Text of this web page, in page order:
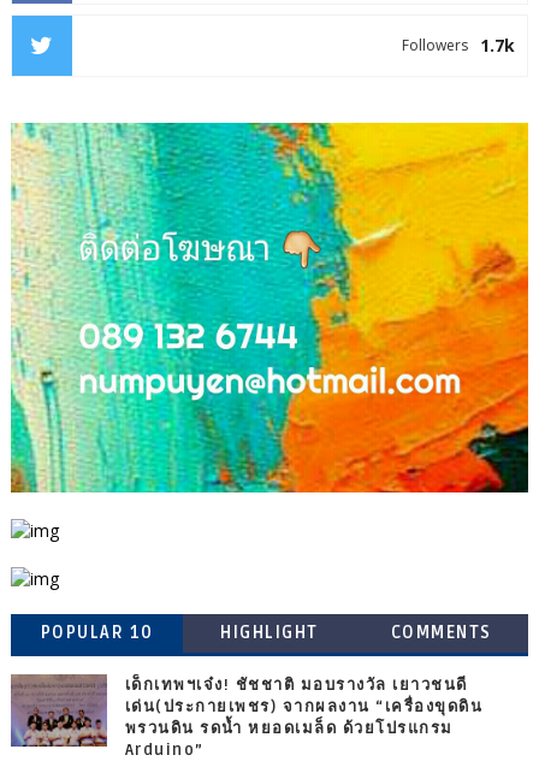
1.7k
Followers
POPULAR 10 HIGHLIGHT COMMENTS
เด็กเทพฯเจ๋ง! ชัชชาติ มอบรางวัล เยาวชนดี
เด่น(ประกายเพชร) จากผลงาน “เครื่องขุดดิน
พรวนดิน รดน้ำ หยอดเมล็ด ด้วยโปรแกรม
Arduino”